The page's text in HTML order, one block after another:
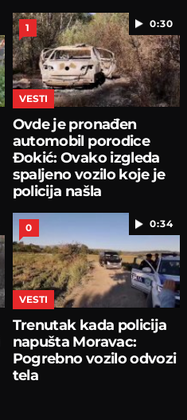
0:30
1
VESTI
Ovde je pronađen
automobil porodice
Đokić: Ovako izgleda
spaljeno vozilo koje je
policija našla
0:34
0
VESTI
Trenutak kada policija
napušta Moravac:
Pogrebno vozilo odvozi
tela